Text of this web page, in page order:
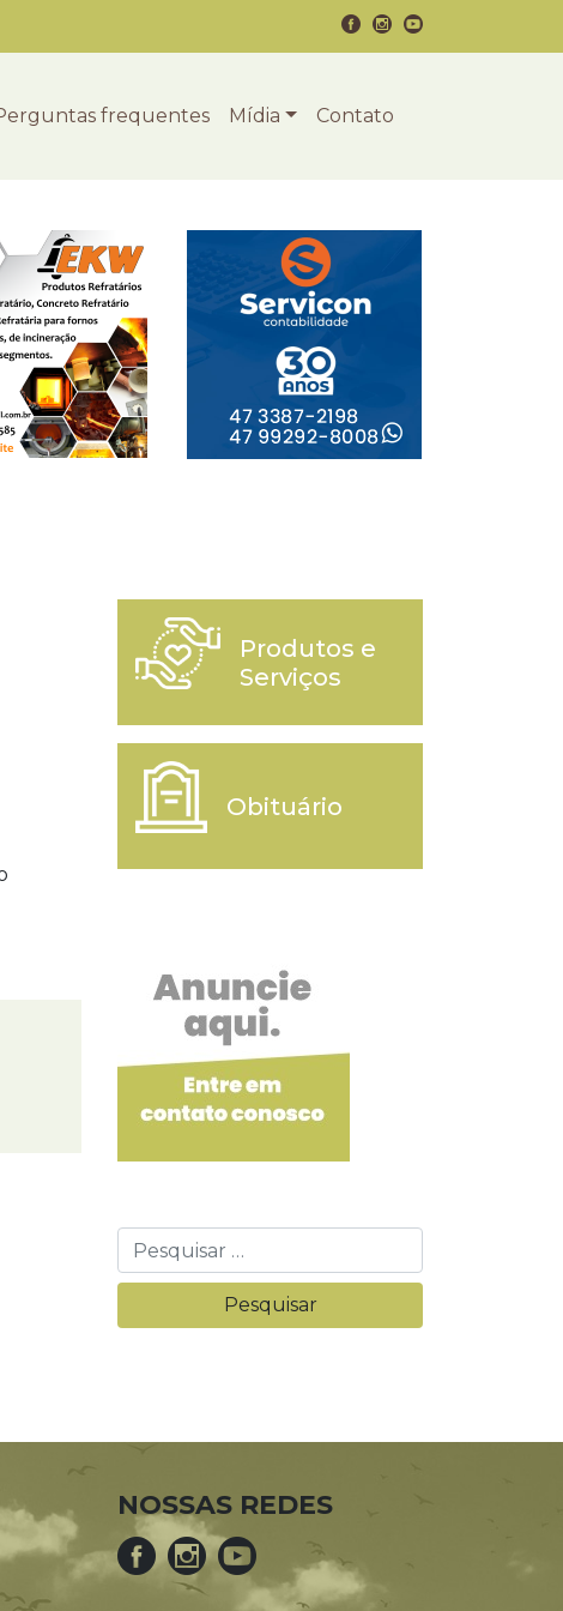
frequentes Mídia Contato
Produtos e
Serviços
Obituário
NOSSAS REDES